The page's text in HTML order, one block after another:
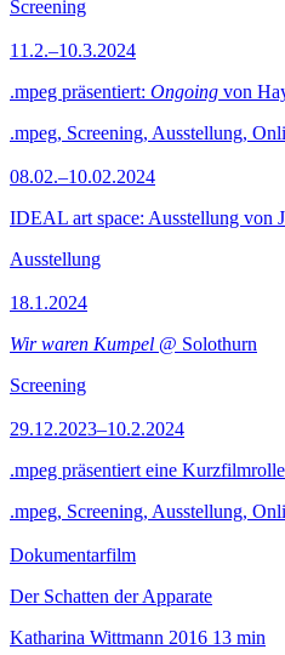
Screening
11.2.–10.3.2024
.mpeg präsentiert: Ongoing von
.mpeg, Screening, Ausstellung,
08.02.–10.02.2024
IDEAL art space: Ausstellung von
Ausstellung
18.1.2024
Wir waren Kumpel @ Solothurn
Screening
29.12.2023–10.2.2024
.mpeg präsentiert eine
.mpeg, Screening, Ausstellung,
Dokumentarfilm
Der Schatten der Apparate
Katharina Wittmann 2016 13 min